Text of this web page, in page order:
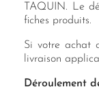
TAQUIN. Le
fiches produits.
Si votre achat
livraison
Déroulement